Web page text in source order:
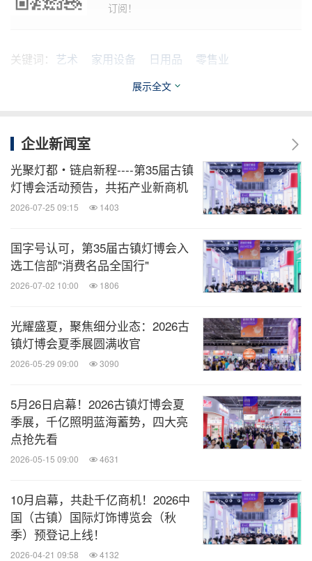
订阅！
关键词： 艺术 家用设备 日用品
零售业
展示全文
企业新闻室
光聚灯都・链启新程----第35届古镇
灯博会活动预告，共拓产业新商机
2026-07-25 09:15 1403
国字号认可，第35届古镇灯博会入
选工信部"消费名品全国行"
2026-07-02 10:00 1806
光耀盛夏，聚焦细分业态：2026古
镇灯博会夏季展圆满收官
2026-05-29 09:00 3090
5月26日启幕！2026古镇灯博会夏
季展，千亿照明蓝海蓄势，四大亮
点抢先看
2026-05-15 09:00 4631
10月启幕，共赴千亿商机！2026中
国（古镇）国际灯饰博览会（秋
季）预登记上线！
2026-04-21 09:58 4132